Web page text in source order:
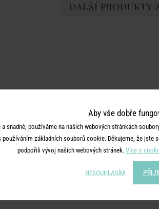
DALŠÍ PRODUKTY
Aby vše dobře
snadné, používáme na našich webových stránkách
základních souborů cookie. Děkujeme, že
podpořili vývoj našich webových stránek. Více o
NESOUHLASÍM